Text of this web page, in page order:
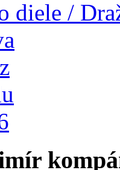
diele /